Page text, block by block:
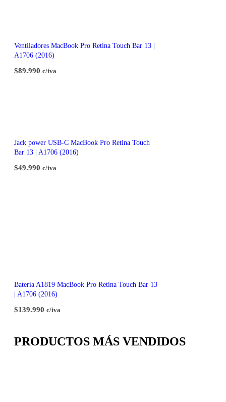
Ventiladores MacBook Pro Retina Touch Bar 13 |
A1706 (2016)
$89.990 c/iva
Jack power USB-C MacBook Pro Retina Touch
Bar 13 | A1706 (2016)
$49.990 c/iva
Batería A1819 MacBook Pro Retina Touch Bar 13
| A1706 (2016)
$139.990 c/iva
PRODUCTOS MÁS VENDIDOS